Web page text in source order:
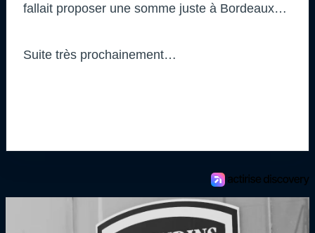
fallait proposer une somme juste à Bordeaux…
Suite très prochainement…